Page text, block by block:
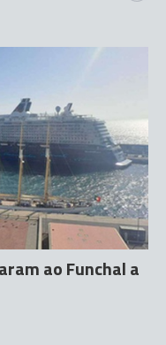
ao Funchal a